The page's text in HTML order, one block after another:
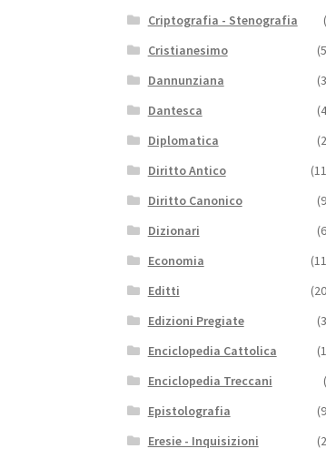
Criptografia - Stenografia
Cristianesimo
Dannunziana
Dantesca
Diplomatica
Diritto Antico
Diritto Canonico
Dizionari
Economia
Editti
Edizioni Pregiate
Enciclopedia Cattolica
Enciclopedia Treccani
Epistolografia
Eresie - Inquisizioni